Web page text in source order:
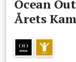
Ocean
Årets